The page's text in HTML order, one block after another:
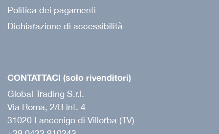
Politica dei pagamenti
Dichiarazione di accessibilità
CONTATTACI (solo rivenditori)
Global Trading S.r.l.
Via Roma, 2/B int. 4
31020 Lancenigo di Villorba (TV)